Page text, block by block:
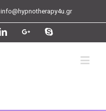
info@hypnotherapy4u.gr